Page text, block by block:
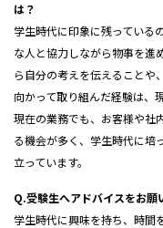
は？
学生時代に印象に残っている
な人と協力しながら物事を進
ら自分の考えを伝えることや
向かって取り組んだ経験は、
現在の業務でも、お客様や社
る機会が多く、学生時代に培
立っています。
Q.受験生へアドバイスをお願
学生時代に興味を持ち、時間